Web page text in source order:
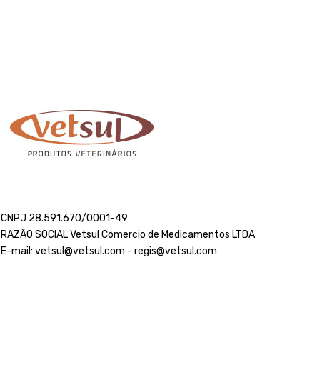
CNPJ 28.591.670/0001-49
RAZÃO SOCIAL Vetsul Comercio de Medicamentos LTDA
E-mail: vetsul@vetsul.com - regis@vetsul.com